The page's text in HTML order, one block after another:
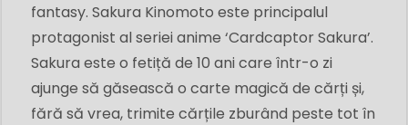
fantasy. Sakura Kinomoto este principalul
protagonist al seriei anime ‘Cardcaptor Sakura’.
Sakura este o fetiță de 10 ani care într-o zi
ajunge să găsească o carte magică de cărți și,
fără să vrea, trimite cărțile zburând peste tot în